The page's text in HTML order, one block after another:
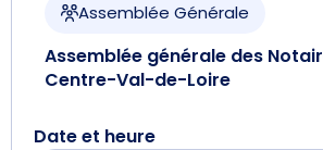
Assemblée Générale
Assemblée générale des
Centre-Val-de-Loire
Date et heure